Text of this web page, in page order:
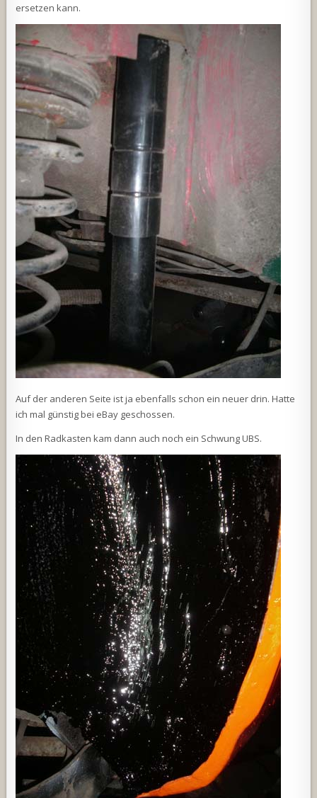
ersetzen kann.
Auf der anderen Seite ist ja ebenfalls schon ein neuer drin. Hatte
ich mal günstig bei eBay geschossen.
In den Radkasten kam dann auch noch ein Schwung UBS.